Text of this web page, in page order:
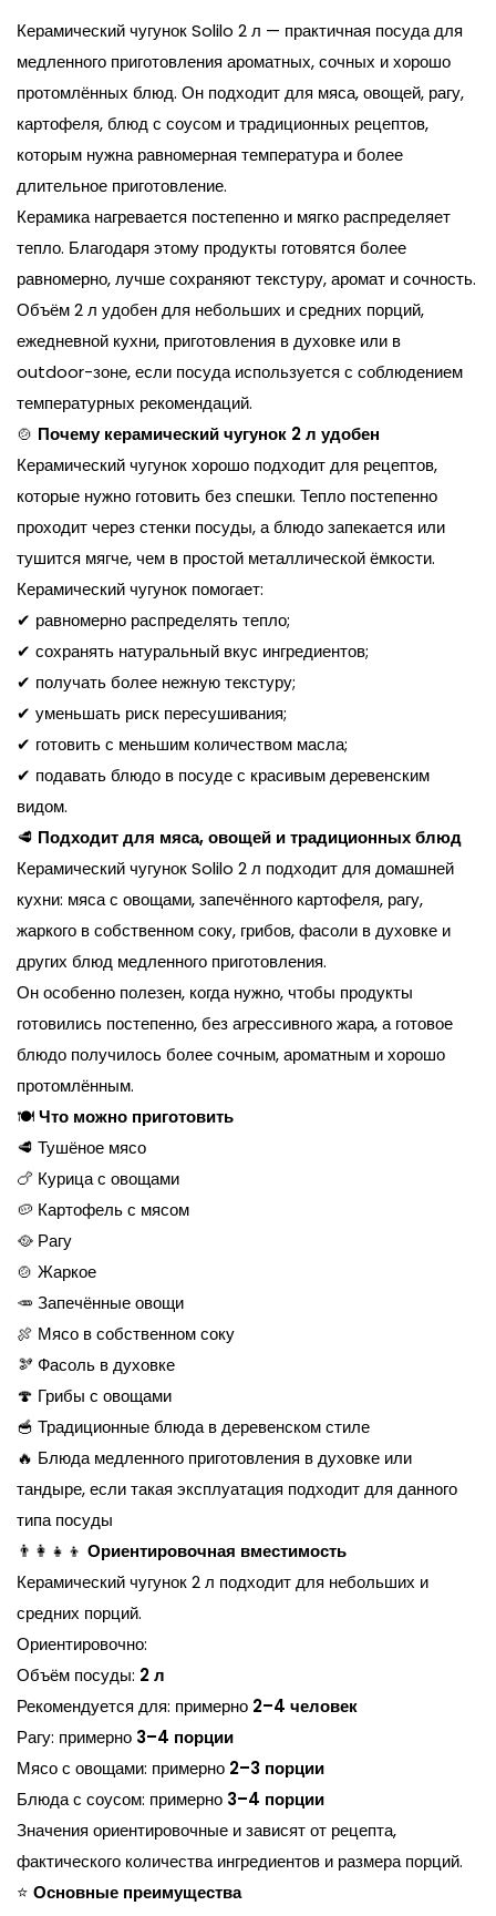
Керамический чугунок Solilo 2 л — практичная посуда для
медленного приготовления ароматных, сочных и хорошо
протомлённых блюд. Он подходит для мяса, овощей, рагу,
картофеля, блюд с соусом и традиционных рецептов,
которым нужна равномерная температура и более
длительное приготовление.
Керамика нагревается постепенно и мягко распределяет
тепло. Благодаря этому продукты готовятся более
равномерно, лучше сохраняют текстуру, аромат и сочность.
Объём 2 л удобен для небольших и средних порций,
ежедневной кухни, приготовления в духовке или в
outdoor-зоне, если посуда используется с соблюдением
температурных рекомендаций.
🍲 Почему керамический чугунок 2 л удобен
Керамический чугунок хорошо подходит для рецептов,
которые нужно готовить без спешки. Тепло постепенно
проходит через стенки посуды, а блюдо запекается или
тушится мягче, чем в простой металлической ёмкости.
Керамический чугунок помогает:
✔ равномерно распределять тепло;
✔ сохранять натуральный вкус ингредиентов;
✔ получать более нежную текстуру;
✔ уменьшать риск пересушивания;
✔ готовить с меньшим количеством масла;
✔ подавать блюдо в посуде с красивым деревенским
видом.
🥩 Подходит для мяса, овощей и традиционных блюд
Керамический чугунок Solilo 2 л подходит для домашней
кухни: мяса с овощами, запечённого картофеля, рагу,
жаркого в собственном соку, грибов, фасоли в духовке и
других блюд медленного приготовления.
Он особенно полезен, когда нужно, чтобы продукты
готовились постепенно, без агрессивного жара, а готовое
блюдо получилось более сочным, ароматным и хорошо
протомлённым.
🍽️Что можно приготовить
🥩 Тушёное мясо
🍗 Курица с овощами
🥔 Картофель с мясом
🥘 Рагу
🍲 Жаркое
🥕 Запечённые овощи
🍖 Мясо в собственном соку
🫘 Фасоль в духовке
🍄 Грибы с овощами
🥣 Традиционные блюда в деревенском стиле
🔥 Блюда медленного приготовления в духовке или
тандыре, если такая эксплуатация подходит для данного
типа посуды
👨‍👩‍👧‍👦 Ориентировочная вместимость
Керамический чугунок 2 л подходит для небольших и
средних порций.
Ориентировочно:
Объём посуды: 2 л
Рекомендуется для: примерно 2–4 человек
Рагу: примерно 3–4 порции
Мясо с овощами: примерно 2–3 порции
Блюда с соусом: примерно 3–4 порции
Значения ориентировочные и зависят от рецепта,
фактического количества ингредиентов и размера порций.
⭐ Основные преимущества